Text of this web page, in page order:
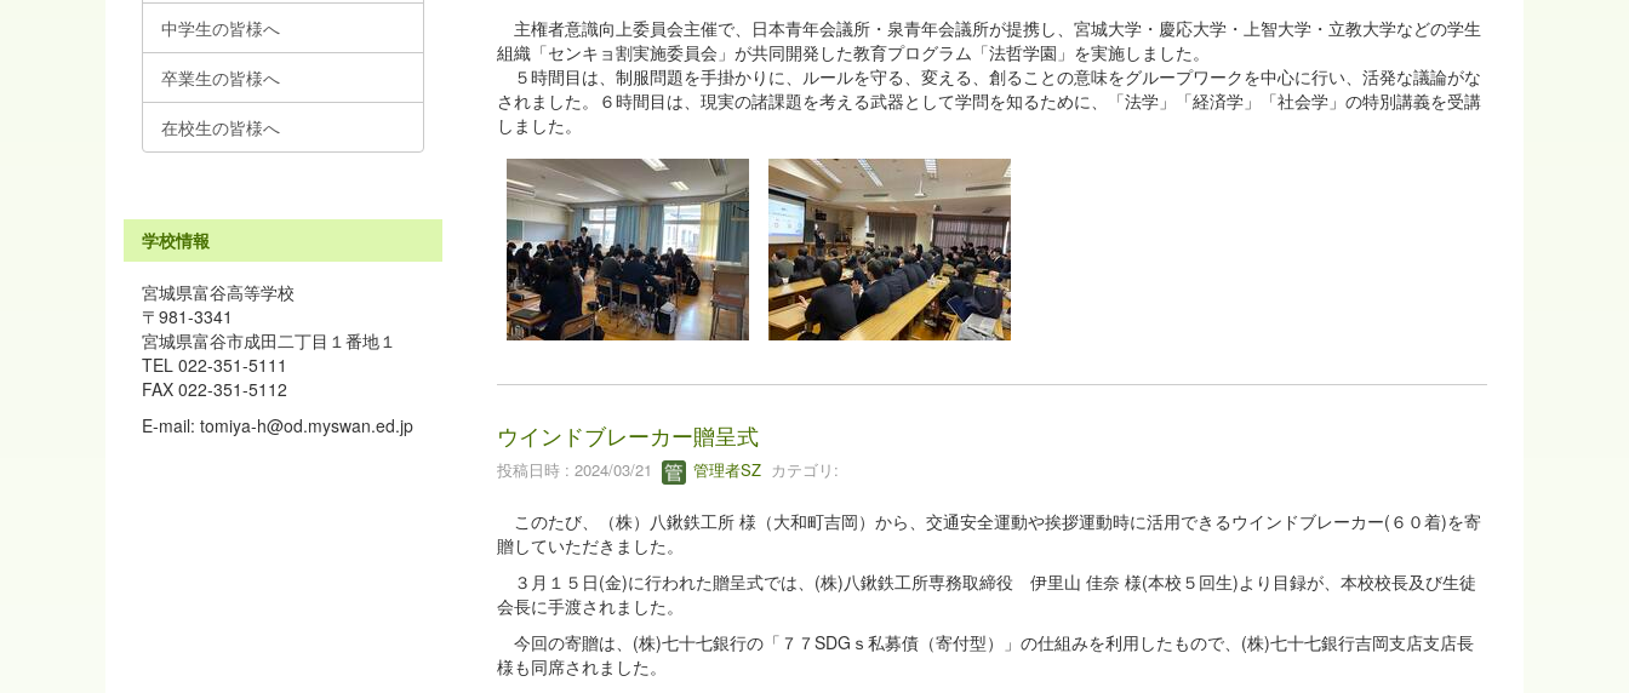
主権者意識向上委員会主催で、日本青年会議所・泉青年会議所が提携し、宮城大学・慶応大学・上智大学・立教大学などの学生
組織「センキョ割実施委員会」が共同開発した教育プログラム「法哲学園」を実施しました。
５時間目は、制服問題を手掛かりに、ルールを守る、変える、創ることの意味をグループワークを中心に行い、活発な議論がな
されました。６時間目は、現実の諸課題を考える武器として学問を知るために、「法学」「経済学」「社会学」の特別講義を受講
しました。
ウインドブレーカー贈呈式
投稿日時 : 2024/03/21 管理者SZカテゴリ:
このたび、（株）八鍬鉄工所 様（大和町吉岡）から、交通安全運動や挨拶運動時に活用できるウインドブレーカー(６０着)を寄
贈していただきました。
３月１５日(金)に行われた贈呈式では、(株)八鍬鉄工所専務取締役 伊里山 佳奈 様(本校５回生)より目録が、本校校長及び生徒
会長に手渡されました。
今回の寄贈は、(株)七十七銀行の「７７SDGｓ私募債（寄付型）」の仕組みを利用したもので、(株)七十七銀行吉岡支店支店長
様も同席されました。
中学生の皆様へ
卒業生の皆様へ
在校生の皆様へ
学校情報
宮城県富谷高等学校
〒981-3341
宮城県富谷市成田二丁目１番地１
TEL 022-351-5111
FAX 022-351-5112
E-mail: tomiya-h@od.myswan.ed.jp